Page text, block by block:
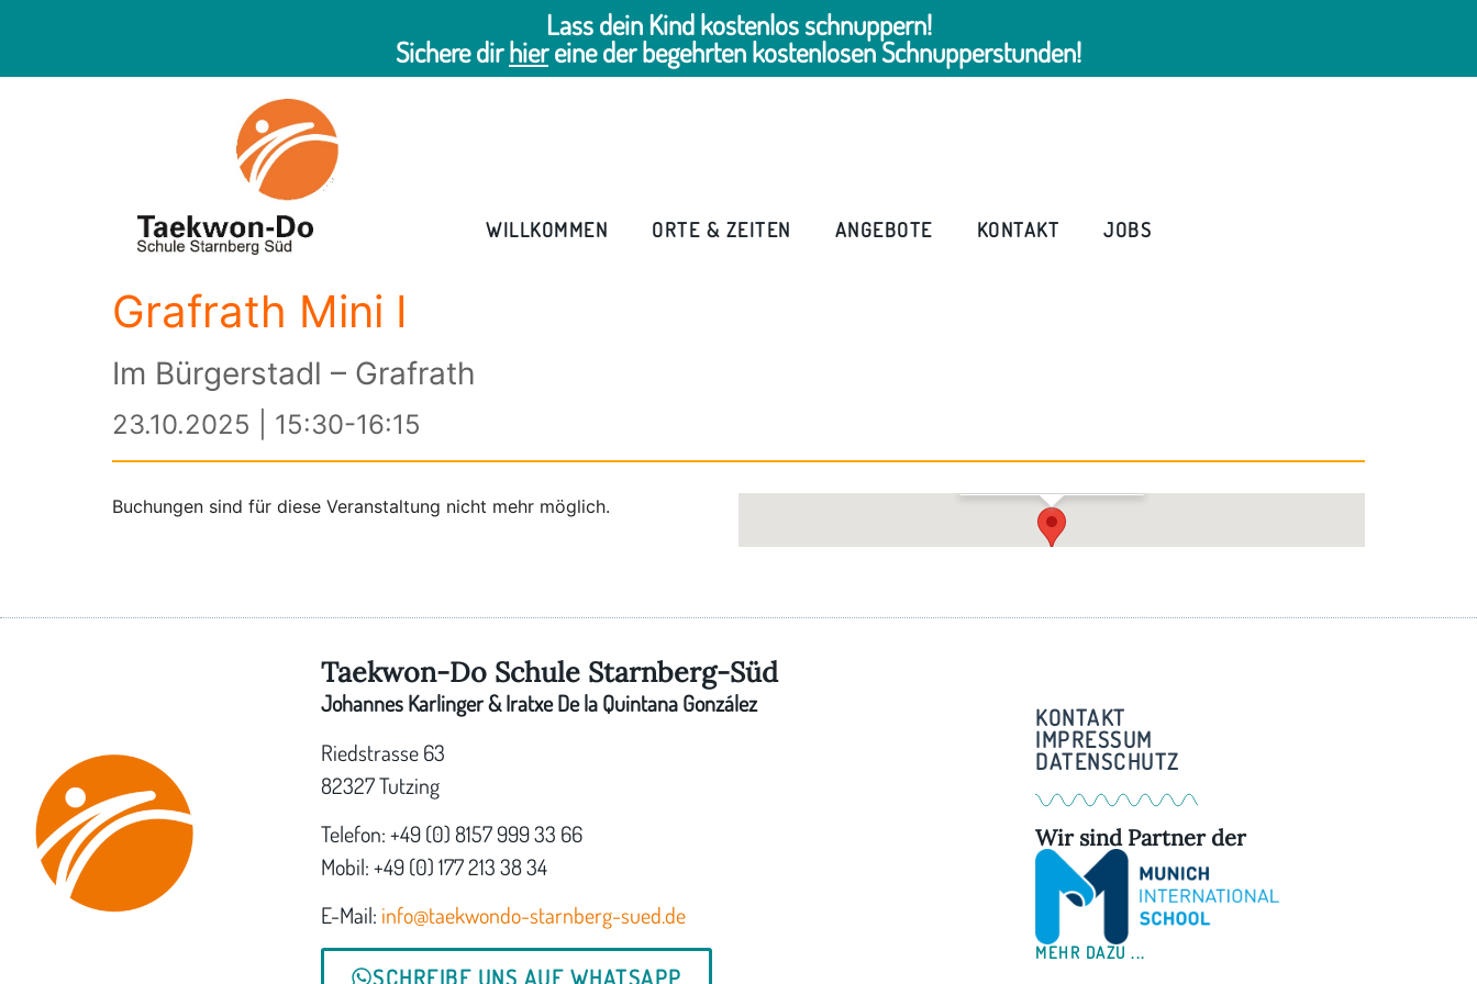
Lass dein Kind kostenlos schnuppern!
Sichere dirhiereine der begehrten kostenlosen Schnupperstunden!
WILLKOMMEN ORTE & ZEITEN ANGEBOTE KONTAKT JOBS
Grafrath Mini I
Im Bürgerstadl – Grafrath
23.10.2025 | 15:30-16:15
Buchungen sind für diese Veranstaltung nicht mehr möglich.
Taekwon-Do Schule Starnberg-Süd
Johannes Karlinger & Iratxe De la Quintana González
Riedstrasse 63
82327 Tutzing
Telefon: +49 (0) 8157 999 33 66
Mobil: +49 (0) 177 213 38 34
E-Mail: info@taekwondo-starnberg-sued.de
SCHREIBE UNS AUF WHATSAPP
KONTAKT
IMPRESSUM
DATENSCHUTZ
Wir sind Partner der
MEHR DAZU ...